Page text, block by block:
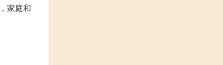
家庭和